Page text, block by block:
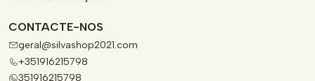
CONTACTE-NOS
geral@silvashop2021.com
+351916215798
351916215798